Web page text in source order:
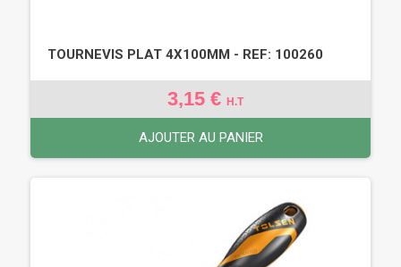
TOURNEVIS PLAT 4X100MM - REF: 100260
3,15 € H.T
AJOUTER AU PANIER